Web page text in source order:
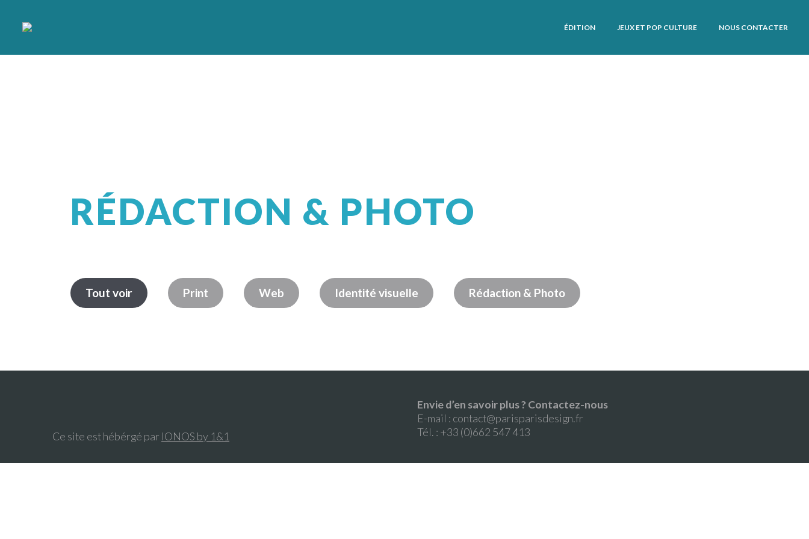
ÉDITION JEUX ET POP CULTURE NOUS CONTACTER
RÉDACTION & PHOTO
Tout voir Print Web Identité visuelle Rédaction & Photo
Ce site est hébérgé par IONOS by 1&1
Envie d’en savoir plus ? Contactez-nous
E-mail : contact@parisparisdesign.fr
Tél. : +33 (0)662 547 413